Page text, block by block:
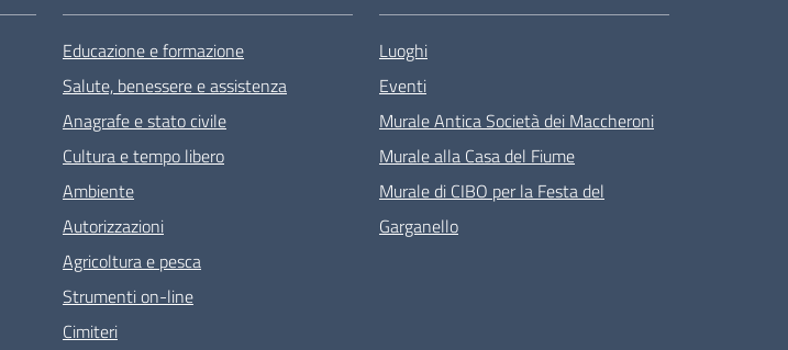
Educazione e formazione
Salute, benessere e assistenza
Anagrafe e stato civile
Cultura e tempo libero
Ambiente
Autorizzazioni
Agricoltura e pesca
Strumenti on-line
Cimiteri
Luoghi
Eventi
Murale Antica Società dei Maccheroni
Murale alla Casa del Fiume
Murale di CIBO per la Festa del
Garganello